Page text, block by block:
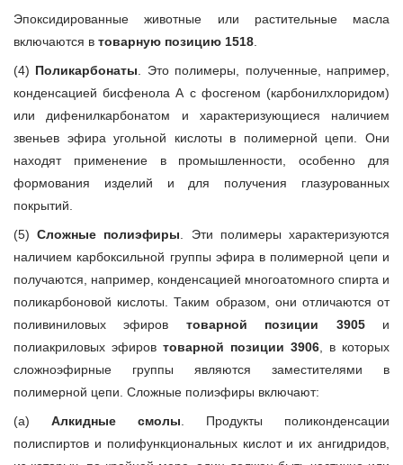
Эпоксидированные животные или растительные масла
включаются в товарную позицию 1518
(4) Поликарбонаты . Это полимеры, полученные, например,
конденсацией бисфенола А с фосгеном (карбонилхлоридом)
или дифенилкарбонатом и характеризующиеся наличием
звеньев эфира угольной кислоты в полимерной цепи. Они
находят применение в промышленности, особенно для
формования изделий и для получения глазурованных
покрытий.
(5)Сложные полиэфиры . Эти полимеры характеризуются
наличием карбоксильной группы эфира в полимерной цепи и
получаются, например, конденсацией многоатомного спирта и
поликарбоновой кислоты. Таким образом, они отличаются от
поливиниловых эфиров товарной позиции 3905 и
полиакриловых эфиров товарной позиции 3906 , в которых
сложноэфирные группы являются заместителями в
полимерной цепи. Сложные полиэфиры включают:
(а) Алкидные смолы . Продукты поликонденсации
полиспиртов и полифункциональных кислот и их ангидридов,